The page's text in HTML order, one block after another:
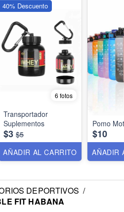
6 fotos
Transportador
Suplementos
$3 $5
AÑADIR AL CARRITO
40% Descuento
Pomo
$10
AÑADIR
DEPORTIVOS /
FIT HABANA